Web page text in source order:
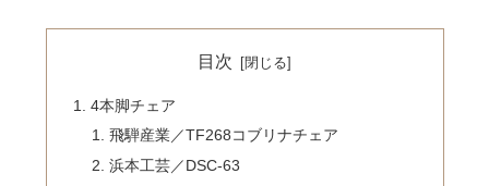
目次
4本脚チェア
飛騨産業／TF268コブリナチェア
浜本工芸／DSC-63